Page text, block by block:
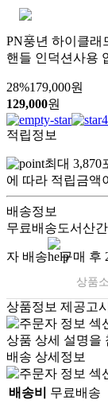
PN풍년 하이클래
핸들 인덕션사용
28%179,000원
129,000원
적립정보
최대 3,870
에 따라 적립금액
배송정보
무료배송도서산
자 배송 구매 후
상품
상품정보 제공고시
상품 상세 설명을
배송 상세정보
배송비
무료배송